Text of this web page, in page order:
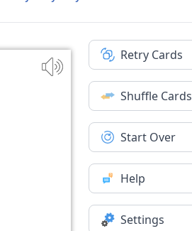
Retry Cards
Shuffle Cards
Start Over
Help
Settings